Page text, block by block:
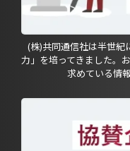
(株)共同通信社は半世紀
力」を培ってきました。
求めている情